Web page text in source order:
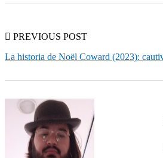
PREVIOUS POST
La historia de Noël Coward (2023):